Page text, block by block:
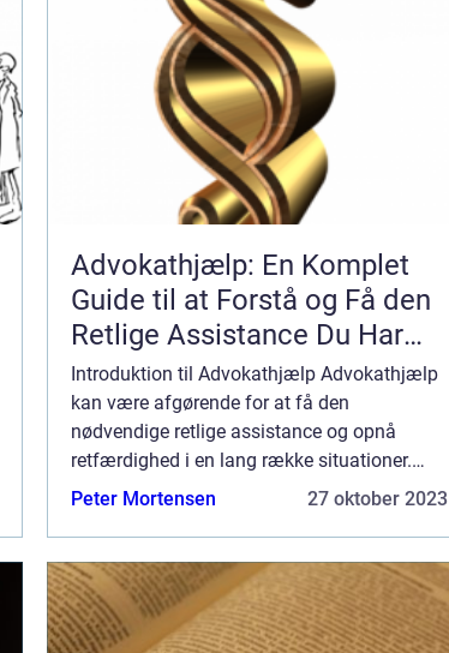
Advokathjælp: En Komplet
Guide til at Forstå og Få den
Retlige Assistance Du Har
Brug For
Introduktion til Advokathjælp Advokathjælp
kan være afgørende for at få den
nødvendige retlige assistance og opnå
retfærdighed i en lang række situationer.
Uanset om du står over for juridiske
Peter Mortensen 27 oktober 2023